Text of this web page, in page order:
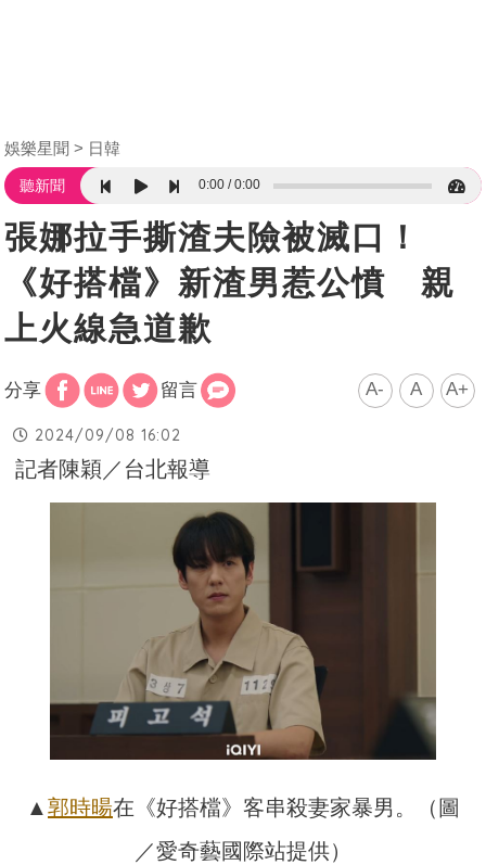
娛樂星聞 日韓
聽新聞 0:00 0:00
張娜拉手撕渣夫險被滅口！
《好搭檔》新渣男惹公憤 親
上火線急道歉
分享 留言 A- A A+
2024/09/08 16:02
記者陳穎／台北報導
▲郭時暘在《好搭檔》客串殺妻家暴男。（圖
／愛奇藝國際站提供）